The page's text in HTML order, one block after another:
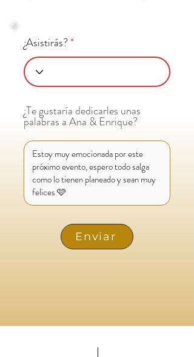
¿Asistirás?
¿Te gustaría dedicarles unas
palabras a Ana & Enrique?
Enviar